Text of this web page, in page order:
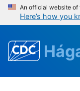
An official website of
Here’s how you